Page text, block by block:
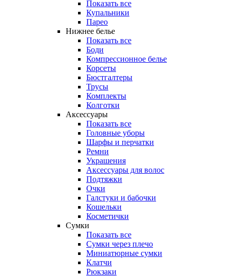
Показать все
Купальники
Парео
Нижнее белье
Показать все
Боди
Компрессионное белье
Корсеты
Бюстгалтеры
Трусы
Комплекты
Колготки
Аксессуары
Показать все
Головные уборы
Шарфы и перчатки
Ремни
Украшения
Аксессуары для волос
Подтяжки
Очки
Галстуки и бабочки
Кошельки
Косметички
Сумки
Показать все
Сумки через плечо
Миниатюрные cумки
Клатчи
Рюкзаки